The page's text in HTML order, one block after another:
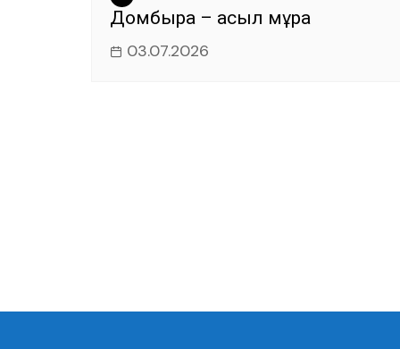
Домбыра – асыл мұра
03.07.2026